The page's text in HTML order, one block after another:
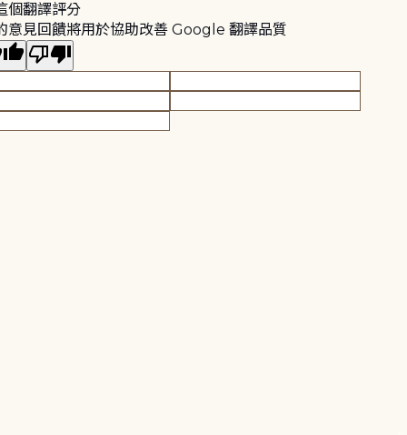
個翻譯評分
意見回饋將用於協助改善 Google 翻譯品質